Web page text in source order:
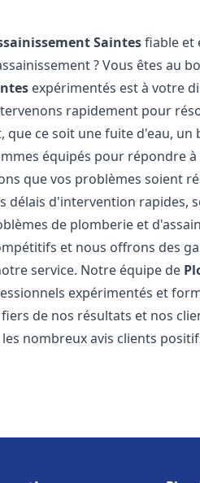
Saintesfiable et
? Vous êtes au
expérimentés est à votre
rapidement pour
que ce soit une fuite d'eau,
équipés pour répondre
que vos problèmes soient
délais d'intervention rapides,
de plomberie et
et nous offrons des
service. Notre équipe de
expérimentés et
de nos résultats et nos
nombreux avis clients